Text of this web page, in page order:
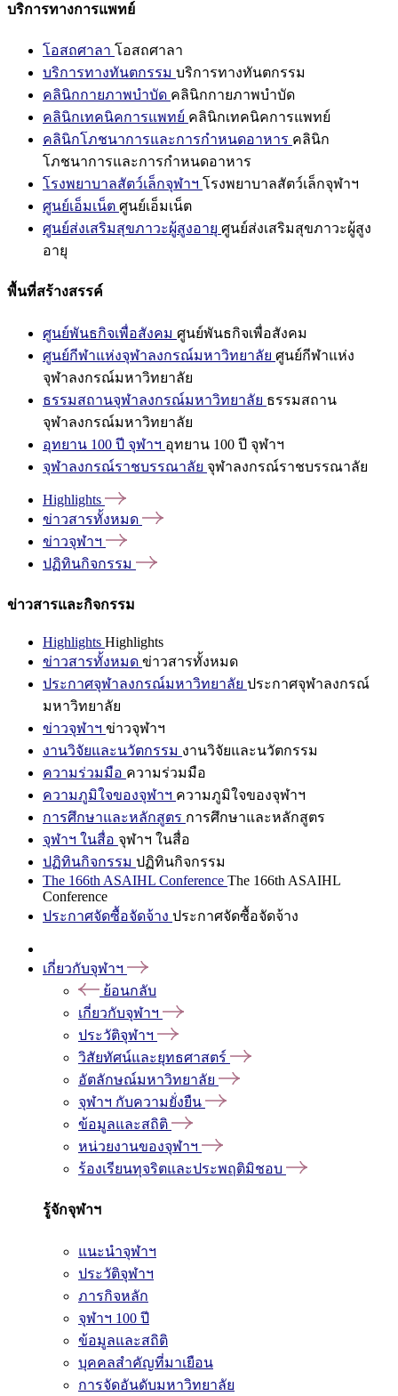
บริการทางการแพทย์
โอสถศาลา โอสถศาลา
บริการทางทันตกรรม บริการทางทันตกรรม
คลินิกกายภาพบำบัด คลินิกกายภาพบำบัด
คลินิกเทคนิคการแพทย์ คลินิกเทคนิคการแพทย์
คลินิกโภชนาการและการกำหนดอาหาร คลินิก
โภชนาการและการกำหนดอาหาร
โรงพยาบาลสัตว์เล็กจุฬาฯ โรงพยาบาลสัตว์เล็กจุฬาฯ
ศูนย์เอ็มเน็ต ศูนย์เอ็มเน็ต
ศูนย์ส่งเสริมสุขภาวะผู้สูงอายุ ศูนย์ส่งเสริมสุขภาวะผู้สูง
อายุ
พื้นที่สร้างสรรค์
ศูนย์พันธกิจเพื่อสังคม ศูนย์พันธกิจเพื่อสังคม
ศูนย์กีฬาแห่งจุฬาลงกรณ์มหาวิทยาลัย ศูนย์กีฬาแห่ง
จุฬาลงกรณ์มหาวิทยาลัย
ธรรมสถานจุฬาลงกรณ์มหาวิทยาลัย ธรรมสถาน
จุฬาลงกรณ์มหาวิทยาลัย
อุทยาน 100 ปี จุฬาฯ อุทยาน 100 ปี จุฬาฯ
จุฬาลงกรณ์ราชบรรณาลัย จุฬาลงกรณ์ราชบรรณาลัย
Highlights
ข่าวสารทั้งหมด
ข่าวจุฬาฯ
ปฏิทินกิจกรรม
ข่าวสารและกิจกรรม
Highlights Highlights
ข่าวสารทั้งหมด ข่าวสารทั้งหมด
ประกาศจุฬาลงกรณ์มหาวิทยาลัย ประกาศจุฬาลงกรณ์
มหาวิทยาลัย
ข่าวจุฬาฯ ข่าวจุฬาฯ
งานวิจัยและนวัตกรรม งานวิจัยและนวัตกรรม
ความร่วมมือ ความร่วมมือ
ความภูมิใจของจุฬาฯ ความภูมิใจของจุฬาฯ
การศึกษาและหลักสูตร การศึกษาและหลักสูตร
จุฬาฯ ในสื่อ จุฬาฯ ในสื่อ
ปฏิทินกิจกรรม ปฏิทินกิจกรรม
The 166th ASAIHL Conference The 166th ASAIHL
Conference
ประกาศจัดซื้อจัดจ้าง ประกาศจัดซื้อจัดจ้าง
เกี่ยวกับจุฬาฯ
ย้อนกลับ
เกี่ยวกับจุฬาฯ
ประวัติจุฬาฯ
วิสัยทัศน์และยุทธศาสตร์
อัตลักษณ์มหาวิทยาลัย
จุฬาฯ กับความยั่งยืน
ข้อมูลและสถิติ
หน่วยงานของจุฬาฯ
ร้องเรียนทุจริตและประพฤติมิชอบ
รู้จักจุฬาฯ
แนะนำจุฬาฯ
ประวัติจุฬาฯ
ภารกิจหลัก
จุฬาฯ 100 ปี
ข้อมูลและสถิติ
บุคคลสำคัญที่มาเยือน
การจัดอันดับมหาวิทยาลัย